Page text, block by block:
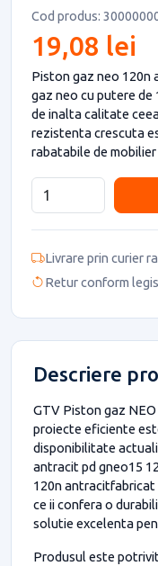
Cod produs:
19,08 lei
Piston gaz neo 120n
gaz neo cu putere
de inalta calitate
rezistenta crescuta
rabatabile de
Livrare prin curier
Retur conform
Descriere
GTV Piston gaz
proiecte eficiente
disponibilitate
antracit pd gneo15
120n
ce ii confera o
solutie excelenta
Produsul este